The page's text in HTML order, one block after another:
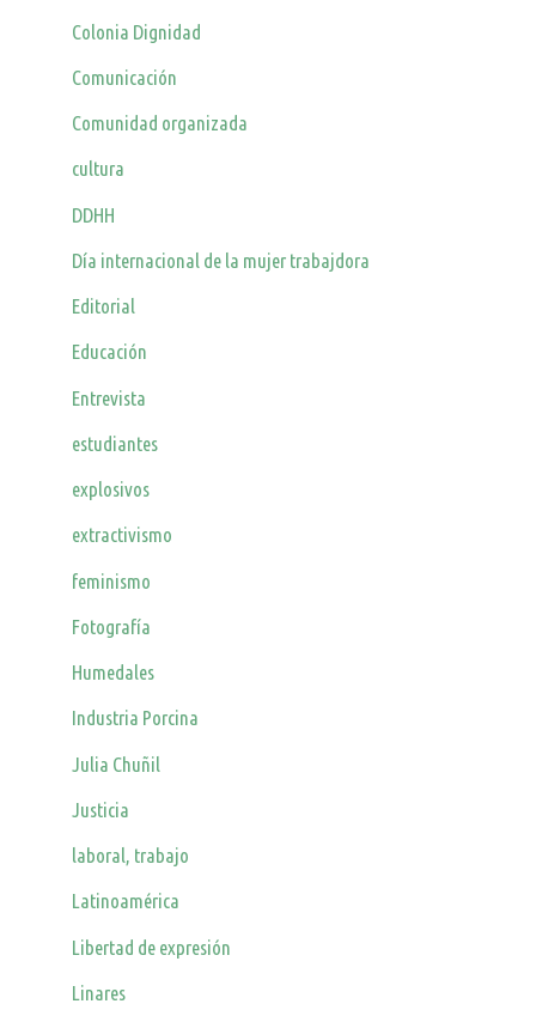
Colonia Dignidad
Comunicación
Comunidad organizada
cultura
DDHH
Día internacional de la mujer trabajdora
Editorial
Educación
Entrevista
estudiantes
explosivos
extractivismo
feminismo
Fotografía
Humedales
Industria Porcina
Julia Chuñil
Justicia
laboral, trabajo
Latinoamérica
Libertad de expresión
Linares